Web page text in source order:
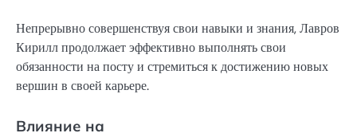
Непрерывно совершенствуя свои навыки и знания, Лавров
Кирилл продолжает эффективно выполнять свои
обязанности на посту и стремиться к достижению новых
вершин в своей карьере.
Влияние на